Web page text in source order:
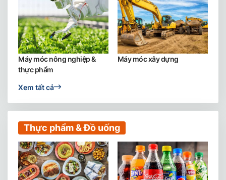
Máy móc nông nghiệp &
thực phẩm
Máy móc xây dựng
Xem tất cả
Thực phẩm & Đồ uống